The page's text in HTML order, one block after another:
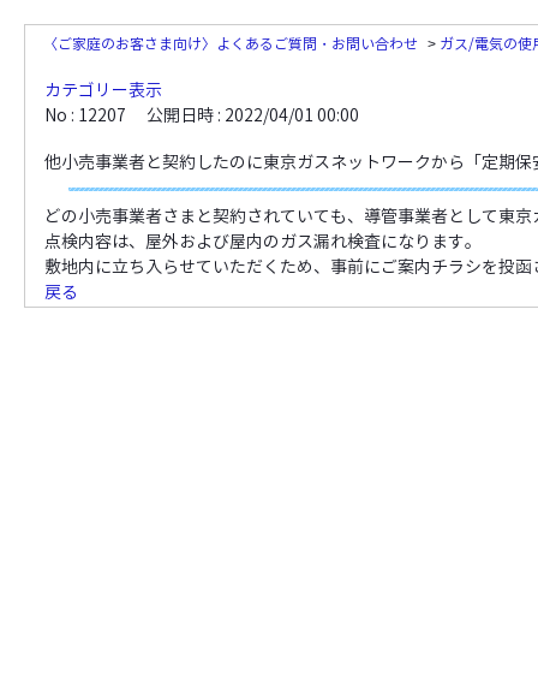
〈ご家庭のお客さま向け〉よくあるご質問・お問い合わせ > ガス/電気の使
カテゴリー表示
No : 12207
公開日時 : 2022/04/01 00:00
他小売事業者と契約したのに東京ガスネットワークから「定期
どの小売事業者さまと契約されていても、導管事業者として東
点検内容は、屋外および屋内のガス漏れ検査になります。
敷地内に立ち入らせていただくため、事前にご案内チラシを投
戻る